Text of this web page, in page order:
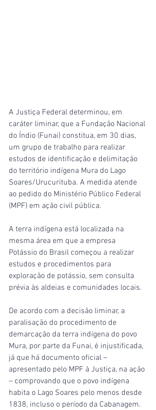
A Justiça Federal determinou, em
caráter liminar, que a Fundação Nacional
do Índio (Funai) constitua, em 30 dias,
um grupo de trabalho para realizar
estudos de identificação e delimitação
do território indígena Mura do Lago
Soares/Urucurituba. A medida atende
ao pedido do Ministério Público Federal
(MPF) em ação civil pública.
A terra indígena está localizada na
mesma área em que a empresa
Potássio do Brasil começou a realizar
estudos e procedimentos para
exploração de potássio, sem consulta
prévia às aldeias e comunidades locais.
De acordo com a decisão liminar, a
paralisação do procedimento de
demarcação da terra indígena do povo
Mura, por parte da Funai, é injustificada,
já que há documento oficial –
apresentado pelo MPF à Justiça, na ação
– comprovando que o povo indígena
habita o Lago Soares pelo menos desde
1838, incluso o período da Cabanagem.